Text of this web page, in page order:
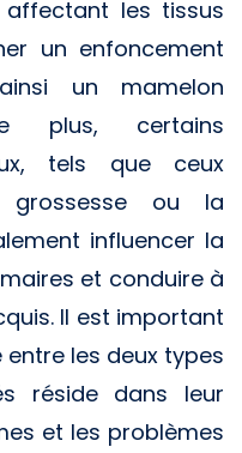
les tissus
un enfoncement
un mamelon
plus, certains
tels que ceux
grossesse ou la
influencer la
et conduire à
Il est important
les deux types
réside dans leur
et les problèmes